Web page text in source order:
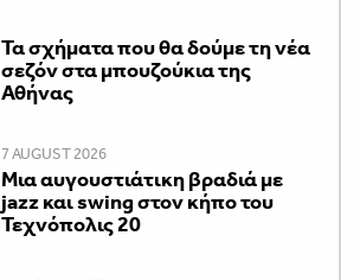
Τα σχήματα που θα δούμε τη νέα
σεζόν στα μπουζούκια της
Αθήνας
7 AUGUST 2026
Μια αυγουστιάτικη βραδιά με
jazz και swing στον κήπο του
Τεχνόπολις 20